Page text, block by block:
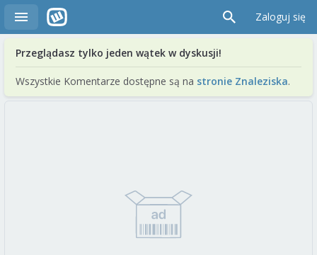
Zaloguj się
Przeglądasz tylko jeden wątek w dyskusji!
Wszystkie Komentarze dostępne są na stronie Znaleziska.